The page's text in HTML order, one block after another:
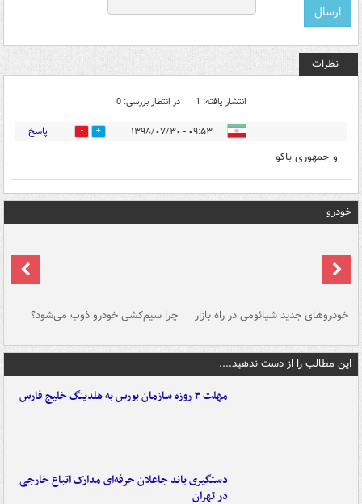
نظرات
انتشار یافته: 1 در انتظار بررسی: 0
۰۹:۵۳ - ۱۳۹۸/۰۷/۳۰ 0 پاسخ
و جمهوری باکو
خودرو
خودروهای جدید شیائومی در راه بازار چرا سیم‌کشی خودرو ذوب می‌شود؟
این مطالب را از دست ندهید....
مهلت ۳ روزه سازمان بورس به هلدینگ خلیج فارس
دستگیری باند جاعلان حرفه‌ای مدارک اتباع خارجی
در تهران